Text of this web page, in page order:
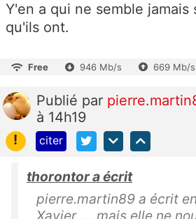
Y'en a qui ne semble jamais
qu'ils ont.
Free 946 Mb/s 669 Mb/s
Publié par
à 14h19
!
citer
thorontor a écrit
pierre.martin89 a écrit